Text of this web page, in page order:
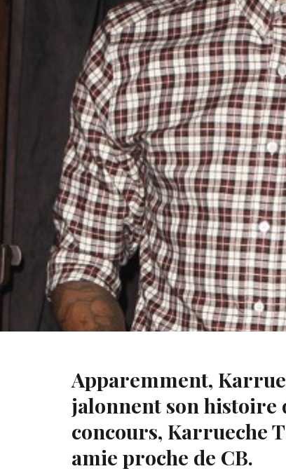
Apparemment,
jalonnent son histoire
concours, Karrueche
amie proche de CB.